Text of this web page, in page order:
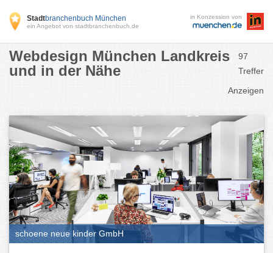
Stadtbranchenbuch München
ein Angebot von stadtbranchenbuch.de
in Konzession von
Webdesign München Landkreis
und in der Nähe
97
Treffer
Anzeigen
schoene neue kinder GmbH